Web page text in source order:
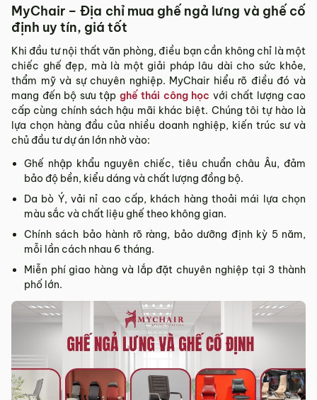
MyChair – Địa chỉ mua ghế ngả lưng và ghế cố
định uy tín, giá tốt
Khi đầu tư nội thất văn phòng, điều bạn cần không chỉ là một
chiếc ghế đẹp, mà là một giải pháp lâu dài cho sức khỏe,
thẩm mỹ và sự chuyên nghiệp. MyChair hiểu rõ điều đó và
mang đến bộ sưu tập ghế thái công học với chất lượng cao
cấp cùng chính sách hậu mãi khác biệt. Chúng tôi tự hào là
lựa chọn hàng đầu của nhiều doanh nghiệp, kiến trúc sư và
chủ đầu tư dự án lớn nhờ vào:
Ghế nhập khẩu nguyên chiếc, tiêu chuẩn châu Âu, đảm
bảo độ bền, kiểu dáng và chất lượng đồng bộ.
Da bò Ý, vải nỉ cao cấp, khách hàng thoải mái lựa chọn
màu sắc và chất liệu ghế theo không gian.
Chính sách bảo hành rõ ràng, bảo dưỡng định kỳ 5 năm,
mỗi lần cách nhau 6 tháng.
Miễn phí giao hàng và lắp đặt chuyên nghiệp tại 3 thành
phố lớn.